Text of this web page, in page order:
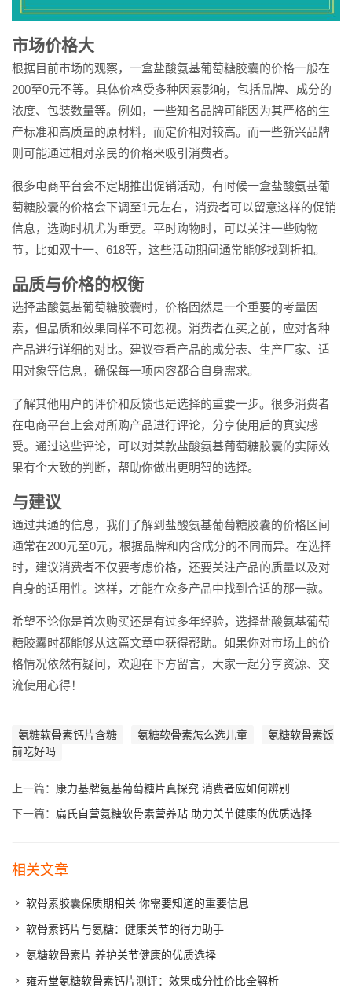
市场价格大
根据目前市场的观察，一盒盐酸氨基葡萄糖胶囊的价格一般在
200至0元不等。具体价格受多种因素影响，包括品牌、成分的
浓度、包装数量等。例如，一些知名品牌可能因为其严格的生
产标准和高质量的原材料，而定价相对较高。而一些新兴品牌
则可能通过相对亲民的价格来吸引消费者。
很多电商平台会不定期推出促销活动，有时候一盒盐酸氨基葡
萄糖胶囊的价格会下调至1元左右，消费者可以留意这样的促销
信息，选购时机尤为重要。平时购物时，可以关注一些购物
节，比如双十一、618等，这些活动期间通常能够找到折扣。
品质与价格的权衡
选择盐酸氨基葡萄糖胶囊时，价格固然是一个重要的考量因
素，但品质和效果同样不可忽视。消费者在买之前，应对各种
产品进行详细的对比。建议查看产品的成分表、生产厂家、适
用对象等信息，确保每一项内容都合自身需求。
了解其他用户的评价和反馈也是选择的重要一步。很多消费者
在电商平台上会对所购产品进行评论，分享使用后的真实感
受。通过这些评论，可以对某款盐酸氨基葡萄糖胶囊的实际效
果有个大致的判断，帮助你做出更明智的选择。
与建议
通过共通的信息，我们了解到盐酸氨基葡萄糖胶囊的价格区间
通常在200元至0元，根据品牌和内含成分的不同而异。在选择
时，建议消费者不仅要考虑价格，还要关注产品的质量以及对
自身的适用性。这样，才能在众多产品中找到合适的那一款。
希望不论你是首次购买还是有过多年经验，选择盐酸氨基葡萄
糖胶囊时都能够从这篇文章中获得帮助。如果你对市场上的价
格情况依然有疑问，欢迎在下方留言，大家一起分享资源、交
流使用心得！
氨糖软骨素钙片含糖 氨糖软骨素怎么选儿童
氨糖软骨素饭
前吃好吗
上一篇： 康力基牌氨基葡萄糖片真探究 消费者应如何辨别
下一篇： 扁氏自营氨糖软骨素营养贴 助力关节健康的优质选择
相关文章
软骨素胶囊保质期相关 你需要知道的重要信息
软骨素钙片与氨糖：健康关节的得力助手
氨糖软骨素片 养护关节健康的优质选择
雍寿堂氨糖软骨素钙片测评：效果成分性价比全解析